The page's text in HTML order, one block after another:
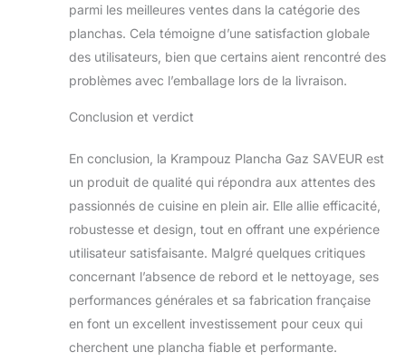
parmi les meilleures ventes dans la catégorie des
planchas. Cela témoigne d’une satisfaction globale
des utilisateurs, bien que certains aient rencontré des
problèmes avec l’emballage lors de la livraison.
Conclusion et verdict
En conclusion, la Krampouz Plancha Gaz SAVEUR est
un produit de qualité qui répondra aux attentes des
passionnés de cuisine en plein air. Elle allie efficacité,
robustesse et design, tout en offrant une expérience
utilisateur satisfaisante. Malgré quelques critiques
concernant l’absence de rebord et le nettoyage, ses
performances générales et sa fabrication française
en font un excellent investissement pour ceux qui
cherchent une plancha fiable et performante.